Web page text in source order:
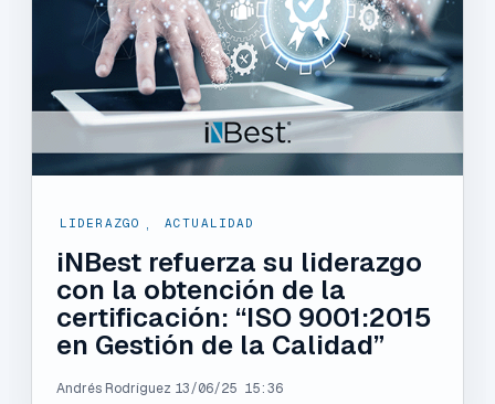
LIDERAZGO ACTUALIDAD
iNBest refuerza su liderazgo
con la obtención de la
certificación: “ISO 9001:2015
en Gestión de la Calidad”
Andrés Rodríguez 13/06/25 15:36